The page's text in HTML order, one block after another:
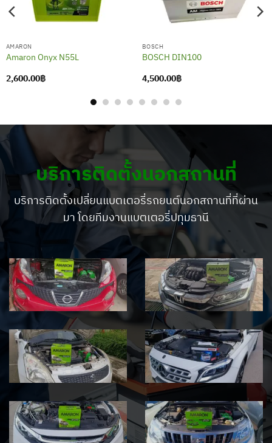
AMARON
Amaron Onyx N55L
2,600.00฿
BOSCH
BOSCH DIN100
4,500.00฿
บริการติดตั้งนอกสถานที่
บริการติดตั้งเปลี่ยนแบตเตอรี่รถยนต์นอกสถานที่ที่ผ่าน
มา โดยทีมงานแบตเตอรี่ปทุมธานี